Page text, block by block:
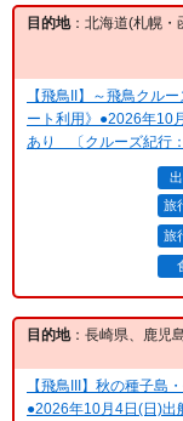
目的地：北海道(札幌・
【飛鳥II】～飛鳥クル
ート利用》●2026年10
あり 〔クルーズ紀行
旅
旅
目的地：長崎県、鹿児
【飛鳥III】秋の種子島
●2026年10月4日(日)